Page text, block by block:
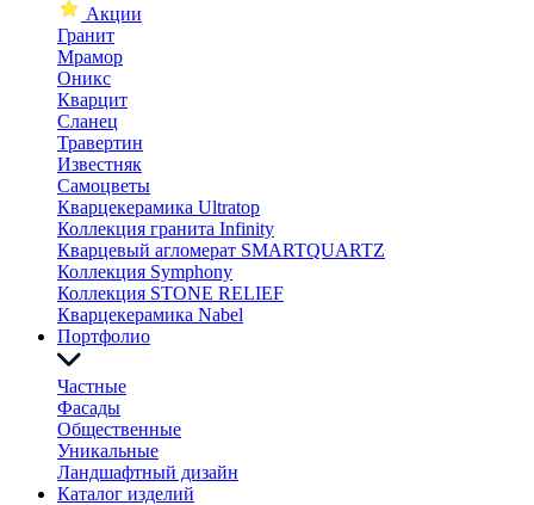
Акции
Гранит
Мрамор
Оникс
Кварцит
Сланец
Травертин
Известняк
Самоцветы
Кварцекерамика Ultratop
Коллекция гранита Infinity
Кварцевый агломерат SMARTQUARTZ
Коллекция Symphony
Коллекция STONE RELIEF
Кварцекерамика Nabel
Портфолио
Частные
Фасады
Общественные
Уникальные
Ландшафтный дизайн
Каталог изделий